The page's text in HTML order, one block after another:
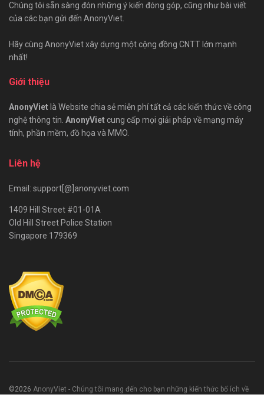
Chúng tôi sẵn sàng đón những ý kiến đóng góp, cũng như bài viết
của các bạn gửi đến AnonyViet.
Hãy cùng AnonyViet xây dựng một cộng đồng CNTT lớn mạnh
nhất!
Giới thiệu
AnonyViet là Website chia sẻ miễn phí tất cả các kiến thức về công
nghệ thông tin. AnonyViet cung cấp mọi giải pháp về mạng máy
tính, phần mềm, đồ họa và MMO.
Liên hệ
Email: support[@]anonyviet.com
1409 Hill Street #01-01A
Old Hill Street Police Station
Singapore 179369
©2026 AnonyViet - Chúng tôi mang đến cho bạn những kiến thức bổ ích về